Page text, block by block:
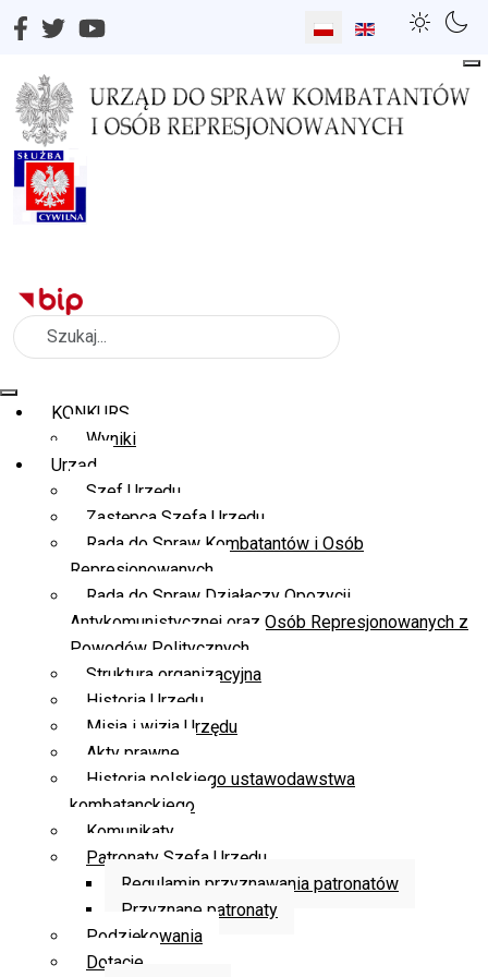
Wybierz swój język
Szukaj
KONKURS
Wyniki
Urząd
Szef Urzędu
Zastępca Szefa Urzędu
Rada do Spraw Kombatantów i Osób
Represjonowanych
Rada do Spraw Działaczy Opozycji
Antykomunistycznej oraz Osób Represjonowanych z
Powodów Politycznych
Struktura organizacyjna
Historia Urzędu
Misja i wizja Urzędu
Akty prawne
Historia polskiego ustawodawstwa
kombatanckiego
Komunikaty
Patronaty Szefa Urzędu
Regulamin przyznawania patronatów
Przyznane patronaty
Podziękowania
Dotacje